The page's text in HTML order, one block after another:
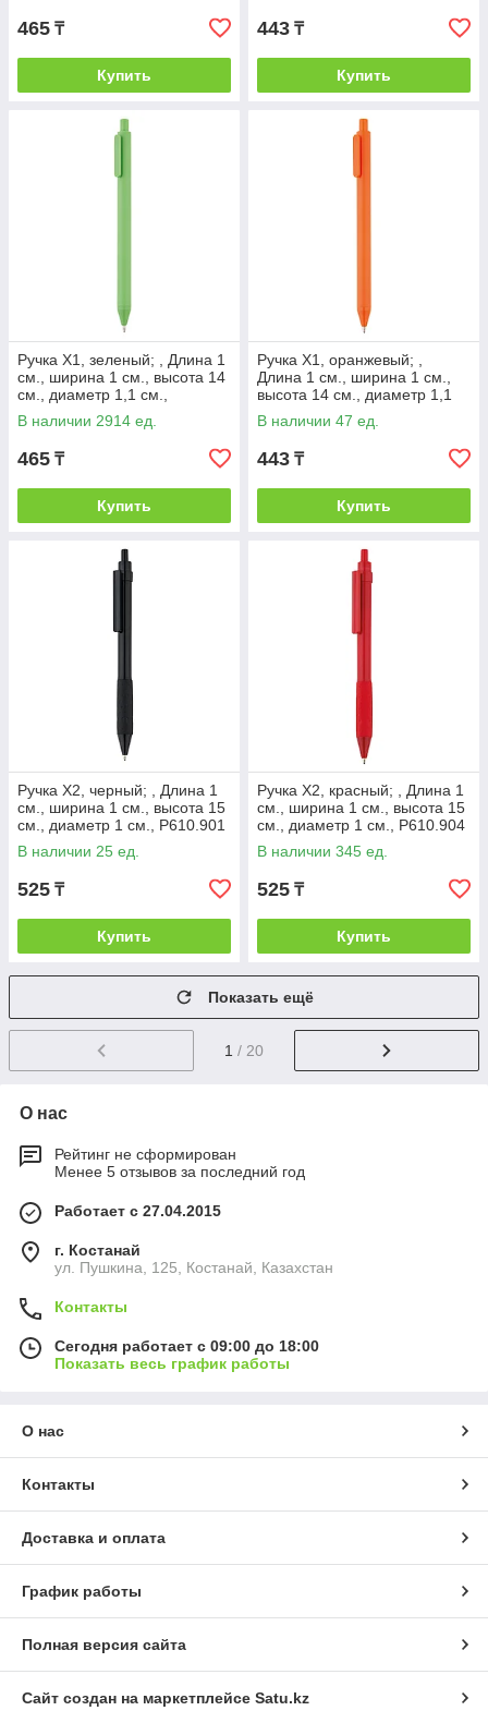
465 ₸
Купить
443 ₸
Купить
Ручка X1, зеленый; , Длина 1
см., ширина 1 см., высота 14
см., диаметр 1,1 см.,
P610.817
В наличии 2914 ед.
465 ₸
Купить
Ручка X1, оранжевый; ,
Длина 1 см., ширина 1 см.,
высота 14 см., диаметр 1,1
см., P610.818
В наличии 47 ед.
443 ₸
Купить
Ручка X2, черный; , Длина 1
см., ширина 1 см., высота 15
см., диаметр 1 см., P610.901
В наличии 25 ед.
525 ₸
Купить
Ручка X2, красный; , Длина 1
см., ширина 1 см., высота 15
см., диаметр 1 см., P610.904
В наличии 345 ед.
525 ₸
Купить
Показать ещё
1 / 20
О нас
Рейтинг не сформирован
Менее 5 отзывов за последний год
Работает с 27.04.2015
г. Костанай
ул. Пушкина, 125, Костанай, Казахстан
Контакты
Сегодня работает с 09:00 до 18:00
Показать весь график работы
О нас
Контакты
Доставка и оплата
График работы
Полная версия сайта
Сайт создан на маркетплейсе Satu.kz